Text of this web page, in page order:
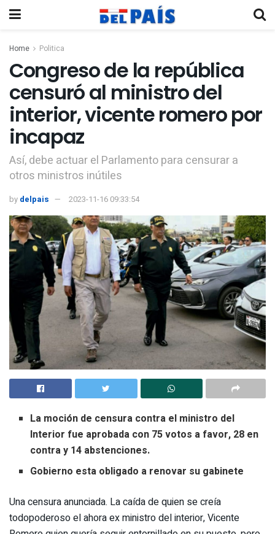
Home Politica
Congreso de la república
censuró al ministro del
interior, vicente romero por
incapaz
Así, debe actuar el Parlamento para censurar a
otros ministros inútiles
by delpais 2023-11-16 09:33:54
La moción de censura contra el ministro del
Interior fue aprobada con 75 votos a favor, 28 en
contra y 14 abstenciones.
Gobierno esta obligado a renovar su gabinete
Una censura anunciada. La caída de quien se creía
todopoderoso el ahora ex ministro del interior, Vicente